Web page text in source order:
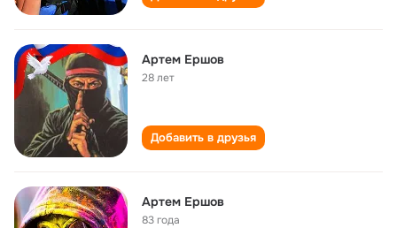
Артем Ершов
28 лет
Добавить в друзья
Артем Ершов
83 года